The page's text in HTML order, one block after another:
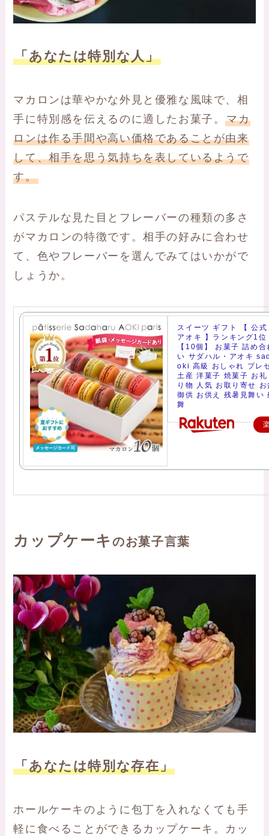
「あなたは特別な人」
マカロンは華やかな外見と優雅な風味で、相
手に特別感を伝えるのに適したお菓子。マカ
ロンは作る手間や高い価格であることが由来
して、相手を思う気持ちを表しているようで
す。
パステルな見た目とフレーバーの種類の多さ
がマカロンの特徴です。相手の好みに合わせ
て、色やフレーバーを選んでみてはいかがで
しょうか。
スイーツ ギフト 【 公
アオキ 】ランキング1
【10個】 お菓子 詰め
い サダハル・アオキ
oki 高級 おしゃれ プレ
土産 洋菓子 焼菓子 お
り物 人気 お取り寄せ
御供 お供え 残暑見舞い
舞
カップケーキのお菓子言葉
「あなたは特別な存在」
ホールケーキのように包丁を入れなくても手
軽に食べることができるカップケーキ。カッ